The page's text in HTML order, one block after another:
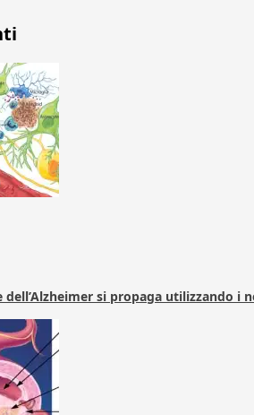
dell’Alzheimer si propaga utilizzando i